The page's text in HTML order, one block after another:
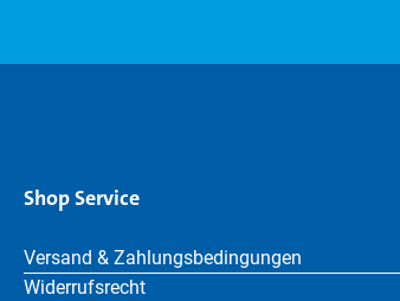
Shop Service
Versand & Zahlungsbedingungen
Widerrufsrecht